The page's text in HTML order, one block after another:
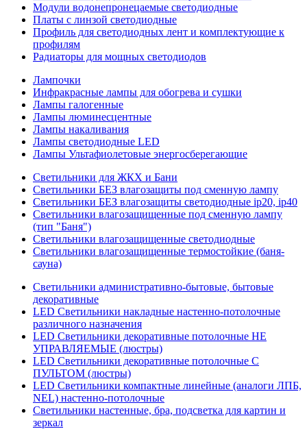
Модули водонепронецаемые светодиодные
Платы с линзой светодиодные
Профиль для светодиодных лент и комплектующие к
профилям
Радиаторы для мощных светодиодов
Лампочки
Инфракрасные лампы для обогрева и сушки
Лампы галогенные
Лампы люминесцентные
Лампы накаливания
Лампы светодиодные LED
Лампы Ультафиолетовые энергосберегающие
Светильники для ЖКХ и Бани
Светильники БЕЗ влагозащиты под сменную лампу
Светильники БЕЗ влагозащиты светодиодные ip20, ip40
Светильники влагозащищенные под сменную лампу
(тип "Баня")
Светильники влагозащищенные светодиодные
Светильники влагозащищенные термостойкие (баня-
сауна)
Светильники административно-бытовые, бытовые
декоративные
LED Cветильники накладные настенно-потолочные
различного назначения
LED Светильники декоративные потолочные НЕ
УПРАВЛЯЕМЫЕ (люстры)
LED Светильники декоративные потолочные С
ПУЛЬТОМ (люстры)
LED Светильники компактные линейные (аналоги ЛПБ,
NEL) настенно-потолочные
Светильники настенные, бра, подсветка для картин и
зеркал